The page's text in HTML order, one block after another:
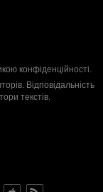
конфіденційності.
Відповідальність
текстів.